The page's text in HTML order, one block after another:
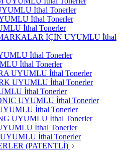
İthal Tonerler
İthal Tonerler
İthal Tonerler
İÇİN UYUMLU İthal
İthal Tonerler
İthal Tonerler
UYUMLU İthal Tonerler
UYUMLU İthal Tonerler
İthal Tonerler
UYUMLU İthal Tonerler
İthal Tonerler
UYUMLU İthal Tonerler
İthal Tonerler
İthal Tonerler
(PATENTLİ)